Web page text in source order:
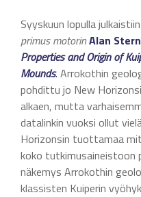
Syyskuun lopulla
primus motorinAlan
Properties and Origin of
Mounds. Arrokothin
pohdittu jo New
alkaen, mutta
datalinkin vuoksi ollut
Horizonsin tuottamaa
koko tutkimusaineistoon
näkemys Arrokothin
klassisten Kuiperin